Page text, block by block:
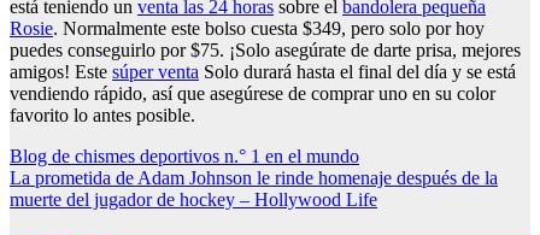
está teniendo un venta las 24 horas sobre el bandolera pequeña
Rosie. Normalmente este bolso cuesta $349, pero solo por hoy
puedes conseguirlo por $75. ¡Solo asegúrate de darte prisa, mejores
amigos! Este súper venta Solo durará hasta el final del día y se está
vendiendo rápido, así que asegúrese de comprar uno en su color
favorito lo antes posible.
Post
navigation
Blog de chismes deportivos n.° 1 en el mundo
La prometida de Adam Johnson le rinde homenaje después de la
muerte del jugador de hockey – Hollywood Life